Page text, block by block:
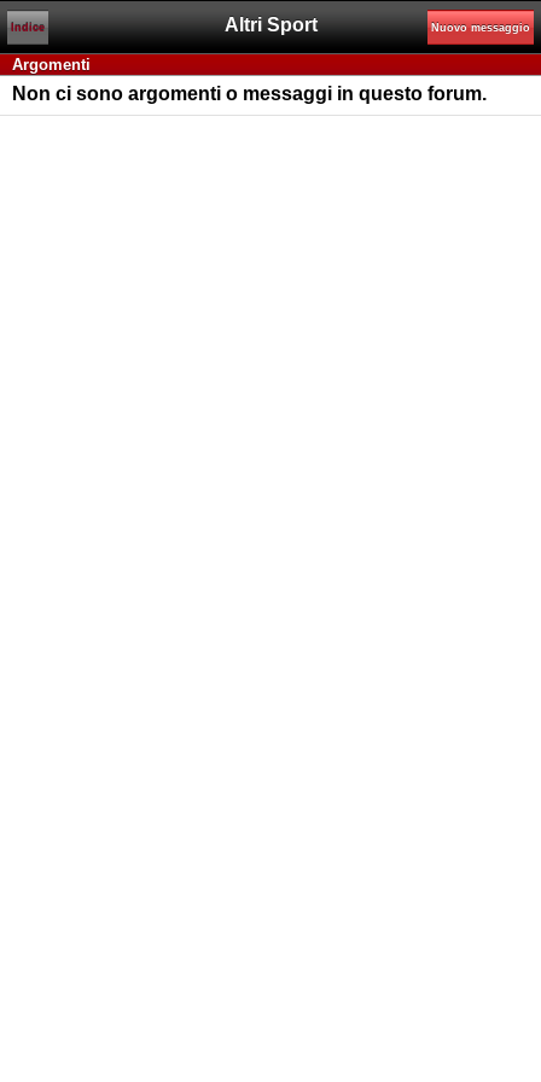
Altri Sport
Indice Nuovo messaggio
Argomenti
Non ci sono argomenti o messaggi in questo forum.